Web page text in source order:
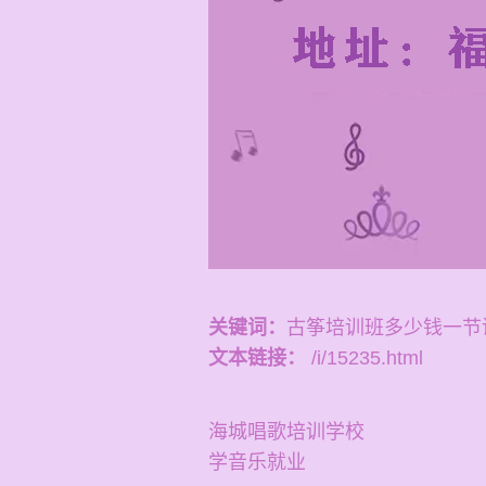
关键词： 古筝培训班多少钱一节
文本链接：
/i/15235.html
海城唱歌培训学校
学音乐就业